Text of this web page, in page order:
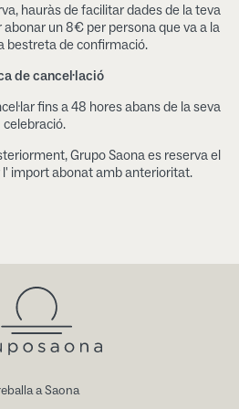
hauràs de facilitar dades de la teva
un 8€ per persona que va a la
bestreta de confirmació.
de cancel·lació
fins a 48 hores abans de la seva
celebració.
Grupo Saona es reserva el
import abonat amb anterioritat.
a Saona